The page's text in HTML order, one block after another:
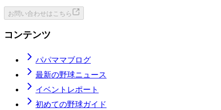
お問い合わせはこちら
コンテンツ
パパママブログ
最新の野球ニュース
イベントレポート
初めての野球ガイド